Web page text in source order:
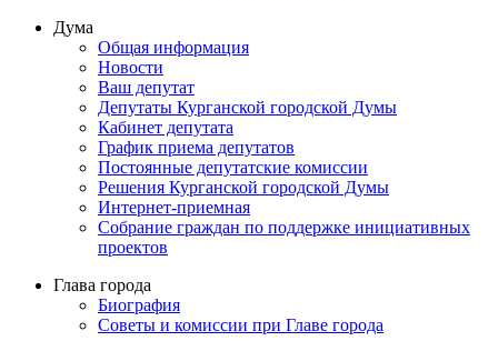
Дума
Общая информация
Новости
Ваш депутат
Депутаты Курганской городской Думы
Кабинет депутата
График приема депутатов
Постоянные депутатские комиссии
Решения Курганской городской Думы
Интернет-приемная
Собрание граждан по поддержке инициативных
проектов
Глава города
Биография
Советы и комиссии при Главе города